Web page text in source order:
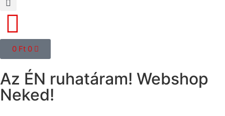
0 Ft 0
Az ÉN ruhatáram! Webshop
Neked!